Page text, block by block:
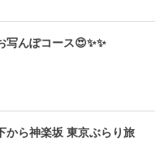
写んぽコース😍✨✨
から神楽坂 東京ぶらり旅